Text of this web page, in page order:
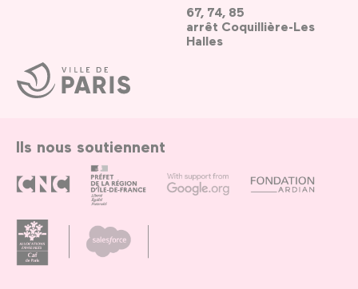
Ville
de
Paris
67, 74, 85
arrêt Coquillière-Les
Halles
Ils nous soutiennent